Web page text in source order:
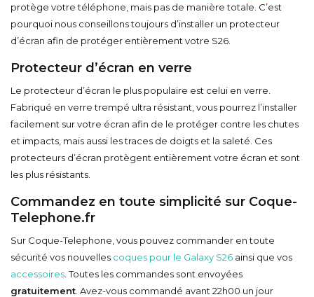
protège votre téléphone, mais pas de manière totale. C’est
pourquoi nous conseillons toujours d’installer un protecteur
d’écran afin de protéger entièrement votre S26.
Protecteur d’écran en verre
Le protecteur d’écran le plus populaire est celui en verre.
Fabriqué en verre trempé ultra résistant, vous pourrez l’installer
facilement sur votre écran afin de le protéger contre les chutes
et impacts, mais aussi les traces de doigts et la saleté. Ces
protecteurs d’écran protègent entièrement votre écran et sont
les plus résistants.
Commandez en toute simplicité sur Coque-
Telephone.fr
Sur Coque-Telephone, vous pouvez commander en toute
sécurité vos nouvelles coques pour le Galaxy S26 ainsi que vos
accessoires . Toutes les commandes sont envoyées
gratuitement . Avez-vous commandé avant 22h00 un jour